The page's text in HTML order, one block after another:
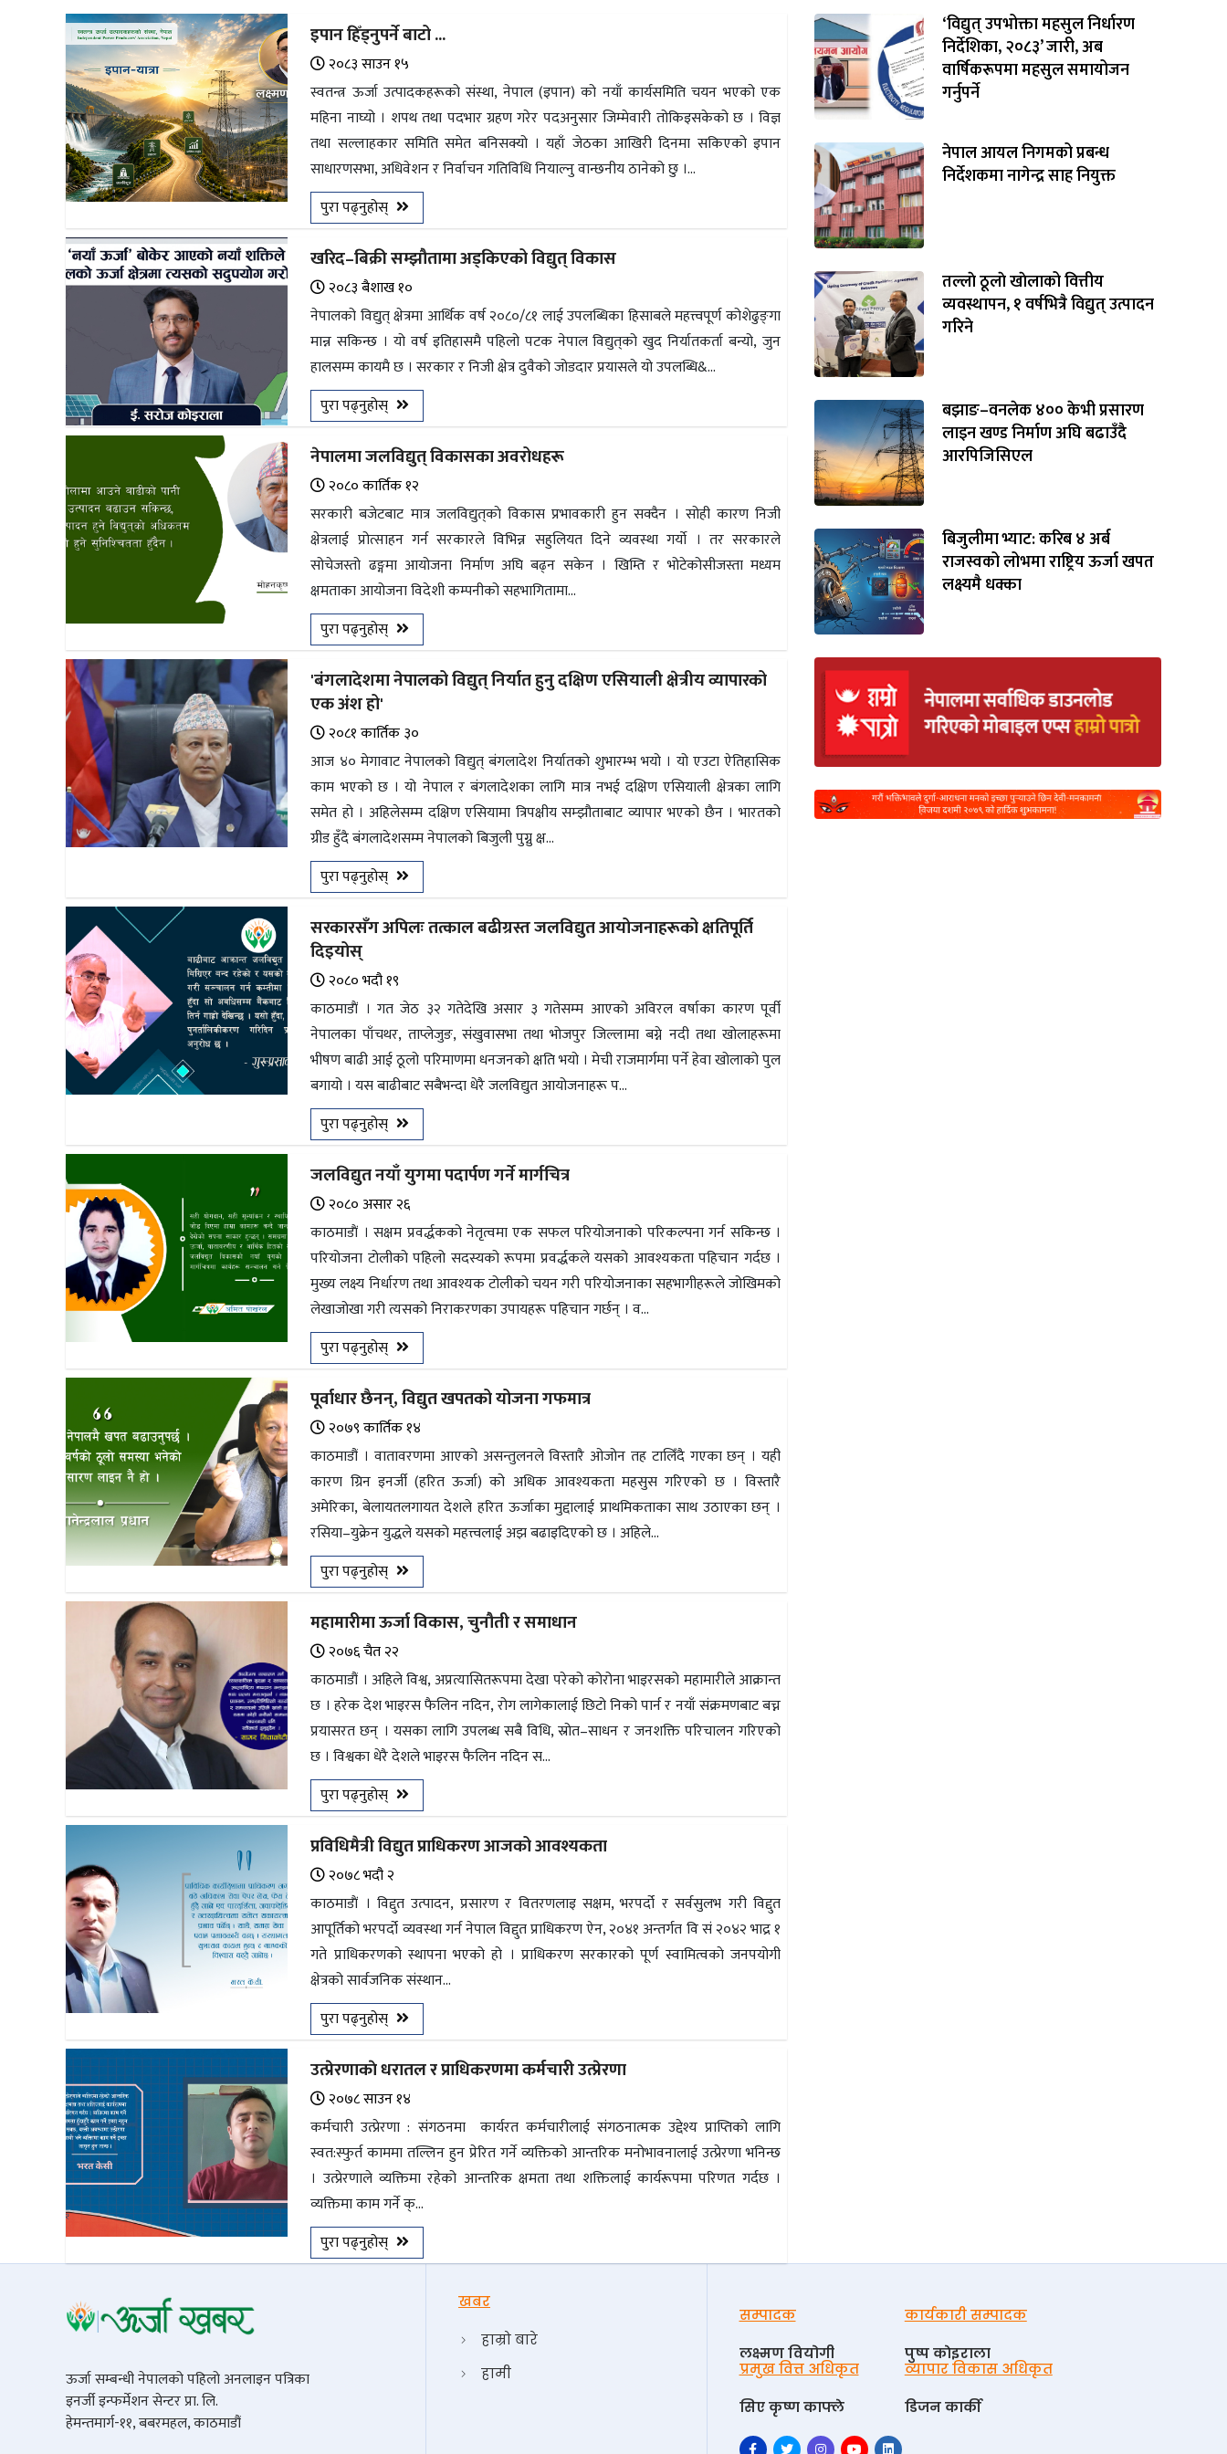
जलवायु
उहिलेकाे
हाइड्रोजन
पर्यटन
भिडियो
इपान हिँड्नुपर्ने बाटो ...
२०८३ साउन १५
स्वतन्त्र ऊर्जा उत्पादकहरूको संस्था, नेपाल (इपान) को नयाँ कार्यसमिति चयन भएको एक
महिना नाघ्यो । शपथ तथा पदभार ग्रहण गरेर पदअनुसार जिम्मेवारी तोकिइसकेको छ । विज्ञ
तथा सल्लाहकार समिति समेत बनिसक्यो । यहाँ जेठका आखिरी दिनमा सकिएको इपान
साधारणसभा, अधिवेशन र निर्वाचन गतिविधि नियाल्नु वान्छनीय ठानेको छु ।...
पुरा पढ्नुहोस्
खरिद–बिक्री सम्झौतामा अड्किएको विद्युत् विकास
२०८३ ब‌ैशाख १०
नेपालको विद्युत् क्षेत्रमा आर्थिक वर्ष २०८०/८१ लाई उपलब्धिका हिसाबले महत्त्वपूर्ण कोशेढुङ्‌गा
मान्न सकिन्छ । यो वर्ष इतिहासमै पहिलो पटक नेपाल विद्युत्‌को खुद निर्यातकर्ता बन्यो, जुन
हालसम्म कायमै छ । सरकार र निजी क्षेत्र दुवैको जोडदार प्रयासले यो उपलब्धि&...
पुरा पढ्नुहोस्
नेपालमा जलविद्युत् विकासका अवरोधहरू
२०८० कार्तिक १२
सरकारी बजेटबाट मात्र जलविद्युत्‌काे विकास प्रभावकारी हुन सक्दैन । सोही कारण निजी
क्षेत्रलाई प्रोत्साहन गर्न सरकारले विभिन्न सहुलियत दिने व्यवस्था गर्याे । तर सरकारले
सोचेजस्तो ढङ्गमा आयोजना निर्माण अघि बढ्न सकेन । खिम्ति र भोटेकोसीजस्ता मध्यम
क्षमताका आयोजना विदेशी कम्पनीको सहभागितामा...
पुरा पढ्नुहोस्
'बंगलादेशमा नेपालको विद्युत् निर्यात हुनु दक्षिण एसियाली क्षेत्रीय व्यापारको
एक अंश हो'
२०८१ कार्तिक ३०
आज ४० मेगावाट नेपालको विद्युत् बंगलादेश निर्यातको शुभारम्भ भयो । यो एउटा ऐतिहासिक
काम भएको छ । यो नेपाल र बंगलादेशका लागि मात्र नभई दक्षिण एसियाली क्षेत्रका लागि
समेत हो । अहिलेसम्म दक्षिण एसियामा त्रिपक्षीय सम्झौताबाट व्यापार भएको छैन । भारतको
ग्रीड हुँदै बंगलादेशसम्म नेपालको बिजुली पुग्नु क्ष...
पुरा पढ्नुहोस्
सरकारसँग अपिलः तत्काल बढीग्रस्त जलविद्युत आयोजनाहरूको क्षतिपूर्ति
दिइयोस्
२०८० भदौ १९
काठमाडाैं । गत जेठ ३२ गतेदेखि असार ३ गतेसम्म आएको अविरल वर्षाका कारण पूर्वी
नेपालका पाँचथर, ताप्लेजुङ, संखुवासभा तथा भोजपुर जिल्लामा बग्ने नदी तथा खोलाहरूमा
भीषण बाढी आई ठूलो परिमाणमा धनजनको क्षति भयो । मेची राजमार्गमा पर्ने हेवा खोलाको पुल
बगायो । यस बाढीबाट सबैभन्दा धेरै जलविद्युत आयोजनाहरू प...
पुरा पढ्नुहोस्
जलविद्युत नयाँ युगमा पदार्पण गर्ने मार्गचित्र
२०८० असार २६
काठमाडाैं । सक्षम प्रवर्द्धकको नेतृत्वमा एक सफल परियोजनाको परिकल्पना गर्न सकिन्छ ।
परियोजना टोलीको पहिलो सदस्यको रूपमा प्रवर्द्धकले यसको आवश्यकता पहिचान गर्दछ ।
मुख्य लक्ष्य निर्धारण तथा आवश्यक टोलीको चयन गरी परियोजनाका सहभागीहरूले जोखिमको
लेखाजोखा गरी त्यसको निराकरणका उपायहरू पहिचान गर्छन् । व...
पुरा पढ्नुहोस्
पूर्वाधार छैनन्, विद्युत खपतको योजना गफमात्र
२०७९ कार्तिक १४
काठमाडौं । वातावरणमा आएको असन्तुलनले विस्तारै ओजोन तह टालिँदै गएका छन् । यही
कारण ग्रिन इनर्जी (हरित ऊर्जा) को अधिक आवश्यकता महसुस गरिएको छ । विस्तारै
अमेरिका, बेलायतलगायत देशले हरित ऊर्जाका मुद्दालाई प्राथमिकताका साथ उठाएका छन् ।
रसिया–युक्रेन युद्धले यसको महत्त्वलाई अझ बढाइदिएको छ । अहिले...
पुरा पढ्नुहोस्
महामारीमा ऊर्जा विकास, चुनौती र समाधान
२०७६ चैत २२
काठमाडौं । अहिले विश्व, अप्रत्यासितरूपमा देखा परेको कोरोना भाइरसको महामारीले आक्रान्त
छ । हरेक देश भाइरस फैलिन नदिन, रोग लागेकालाई छिटो निको पार्न र नयाँ संक्रमणबाट बच्न
प्रयासरत छन् । यसका लागि उपलब्ध सबै विधि, स्रोत–साधन र जनशक्ति परिचालन गरिएको
छ । विश्वका धेरै देशले भाइरस फैलिन नदिन स...
पुरा पढ्नुहोस्
प्रविधिमैत्री विद्युत प्राधिकरण आजको आवश्यकता
२०७८ भदौ २
काठमाडाैं । विद्दुत उत्पादन, प्रसारण र वितरणलाइ सक्षम, भरपर्दो र सर्वसुलभ गरी विद्दुत
आपूर्तिको भरपर्दो व्यवस्था गर्न नेपाल विद्दुत प्राधिकरण ऐन, २०४१ अन्तर्गत वि सं २०४२ भाद्र १
गते प्राधिकरणको स्थापना भएको हो । प्राधिकरण सरकारको पूर्ण स्वामित्वकाे जनपयोगी
क्षेत्रको सार्वजनिक संस्थान...
पुरा पढ्नुहोस्
उत्प्रेरणाकाे धरातल र प्राधिकरणमा कर्मचारी उत्प्रेरणा
२०७८ साउन १४
कर्मचारी उत्प्रेरणा : संगठनमा कार्यरत कर्मचारीलाई संगठनात्मक उद्देश्य प्राप्तिको लागि
स्वत:स्फुर्त काममा तल्लिन हुन प्रेरित गर्ने व्यक्तिको आन्तरिक मनोभावनालाई उत्प्रेरणा भनिन्छ
। उत्प्रेरणाले व्यक्तिमा रहेको आन्तरिक क्षमता तथा शक्तिलाई कार्यरूपमा परिणत गर्दछ ।
व्यक्तिमा काम गर्ने क्...
पुरा पढ्नुहोस्
‘विद्युत् उपभोक्ता महसुल निर्धारण
निर्देशिका, २०८३’ जारी, अब
वार्षिकरूपमा महसुल समायोजन
गर्नुपर्ने
नेपाल आयल निगमको प्रबन्ध
निर्देशकमा नागेन्द्र साह नियुक्त
तल्लाे ठूलाे खाेलाको वित्तीय
व्यवस्थापन, १ वर्षभित्रै विद्युत् उत्पादन
गरिने
बझाङ–वनलेक ४०० केभी प्रसारण
लाइन खण्ड निर्माण अघि बढाउँदै
आरपिजिसिएल
बिजुलीमा भ्याट: करिब ४ अर्ब
राजस्वको लोभमा राष्ट्रिय ऊर्जा खपत
लक्ष्यमै धक्का
ऊर्जा सम्बन्धी नेपालको पहिलो अनलाइन पत्रिका
इनर्जी इन्फर्मेशन सेन्टर प्रा. लि.
हेमन्तमार्ग-११, बबरमहल, काठमाडौं
खबर
हाम्रो बारे
हामी
सम्पादक
लक्ष्मण वियोगी
कार्यकारी सम्पादक
पुष्प काेइराला
प्रमुख वित्त अधिकृत
सिए कृष्ण काफ्ले
व्यापार विकास अधिकृत
डिजन कार्की